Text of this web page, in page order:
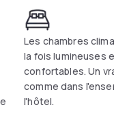
Les chambres
la fois lumineuses
confortables. Un
comme dans
l'hôtel.